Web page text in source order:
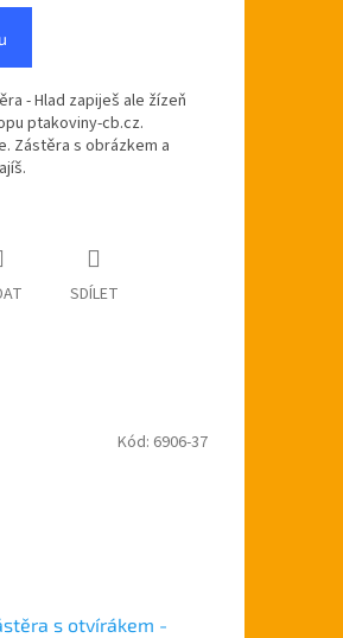
- Hlad zapiješ ale žízeň
ptakoviny-cb.cz.
Zástěra s obrázkem a
SDÍLET
s otvírákem -
Kód: 6906-37